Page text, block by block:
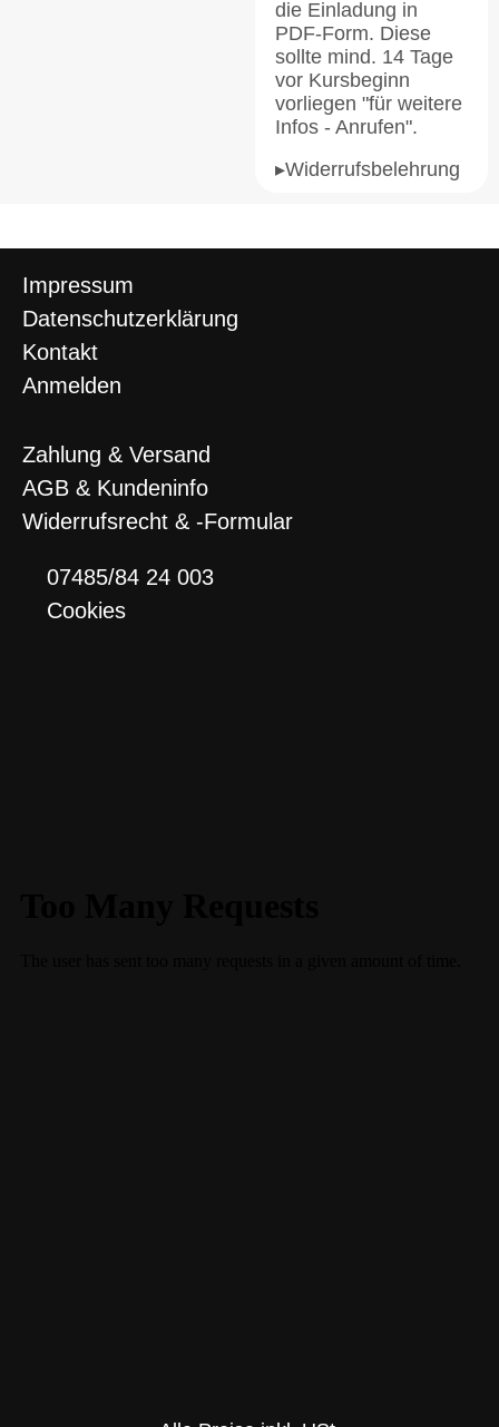
die Einladung in
PDF-Form. Diese
sollte mind. 14 Tage
vor Kursbeginn
vorliegen "für weitere
Infos - Anrufen".
▸Widerrufsbelehrung
Impressum
Datenschutzerklärung
Kontakt
Anmelden
Zahlung & Versand
AGB & Kundeninfo
Widerrufsrecht & -Formular
07485/84 24 003
Cookies